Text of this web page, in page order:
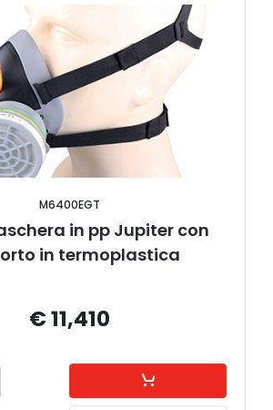
M6400EGT
in pp Jupiter con
in termoplastica
€ 11,410